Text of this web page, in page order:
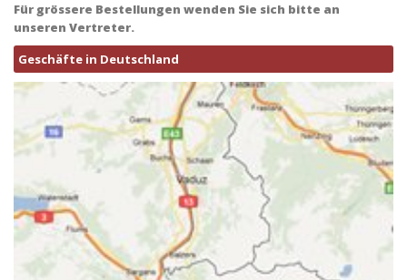
Für grössere Bestellungen wenden Sie sich bitte an
unseren Vertreter.
Geschäfte in Deutschland